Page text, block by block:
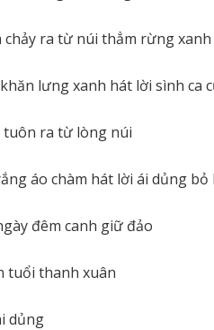
ra từ núi thẳm rừng xanh
lưng xanh hát lời sình ca
ra từ lòng núi
áo chàm hát lời ái dủng bỏ
đêm canh giữ đảo
tuổi thanh xuân
dủng